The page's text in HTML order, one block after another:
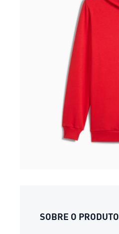
SOBRE O PRODUTO